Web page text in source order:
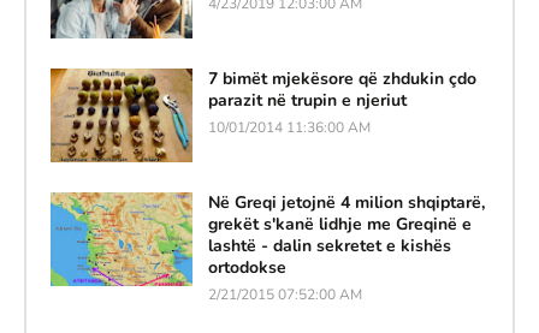
7 bimët mjekësore që zhdukin çdo
parazit në trupin e njeriut
10/01/2014 11:36:00 AM
Në Greqi jetojnë 4 milion shqiptarë,
grekët s'kanë lidhje me Greqinë e
lashtë - dalin sekretet e kishës
ortodokse
2/21/2015 07:52:00 AM